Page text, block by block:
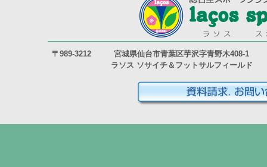
〒989-3212
宮城県仙台市青葉区芋沢字青野木408-1
ラソス ソサイチ＆フットサルフィールド